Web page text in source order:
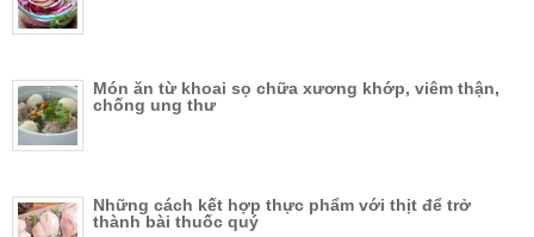
Món ăn từ khoai sọ chữa xương khớp, viêm thận,
chống ung thư
Những cách kết hợp thực phẩm với thịt để trở
thành bài thuốc quý